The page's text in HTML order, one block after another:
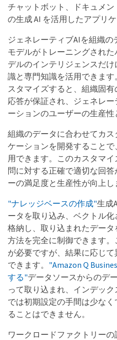
チャットボット、ドキュメ
の生成 AI を活用したアプリ
ジェネレーティブAIを組織の
モデルがトレーニングされ
デルのインテリジェンスだ
識と専門知識を活用できます
スタマイズすると、組織固
応答が保証され、ジェネレ
ーションのユーザーの生産性
組織のデータに合わせてカス
ケーションを開発すること
用できます。このカスタマ
問に対する正確で適切な回
ーの満足度と生産性が向上し
"ナレッジベースの作成"生成
ータを取り込み、ベクトル
格納し、取り込まれたデー
方法を完全に制御できます
が必要ですが、結果に応じ
できます。 "Amazon Q
する"データソースからのデ
って取り込まれ、インデッ
では初期設定の手間は少な
ることはできません。
ワークロードファクトリーの